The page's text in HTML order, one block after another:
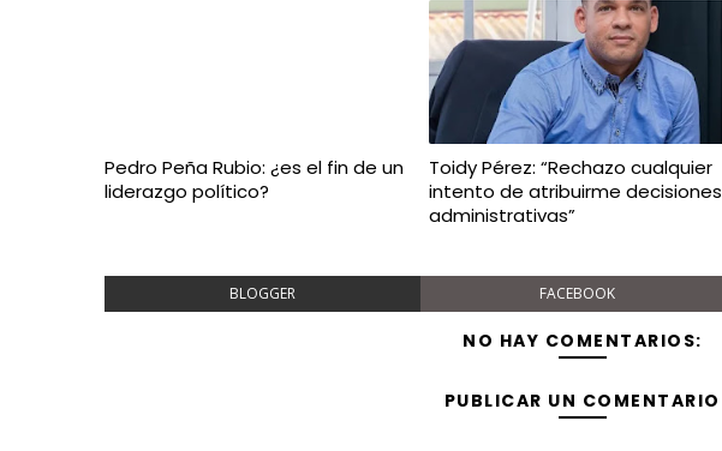
Pedro Peña Rubio: ¿es el fin de un
liderazgo político?
Toidy Pérez: “Rechazo cualquier
intento de atribuirme decisiones
administrativas”
BLOGGER FACEBOOK
NO HAY COMENTARIOS:
PUBLICAR UN COMENTARIO